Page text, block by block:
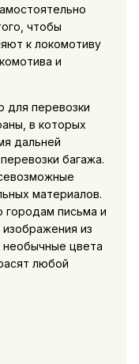
чтобы
к локомотиву
и
для перевозки
в которых
дальней
багажа.
материалов.
городам письма и
из
необычные цвета
любой